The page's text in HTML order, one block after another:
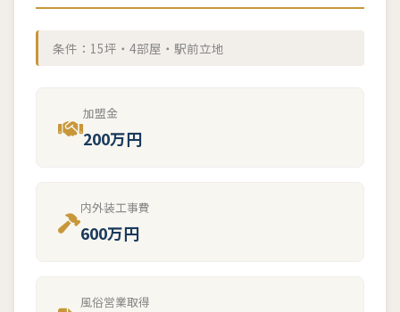
条件：15坪・4部屋・駅前立地
加盟金
200万円
内外装工事費
600万円
風俗営業取得